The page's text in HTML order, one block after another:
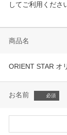
してご利用くださ
商品名
ORIENT STAR オ
お名前